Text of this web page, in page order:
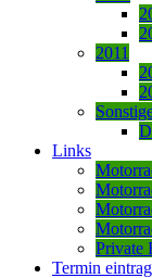
2011
Links
Private
Termin